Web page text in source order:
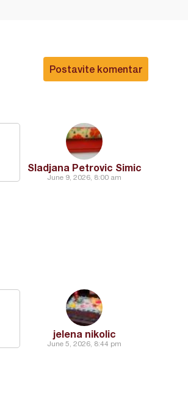
Postavite komentar
Sladjana Petrovic Simic
June 9, 2026, 8:00 am
jelena nikolic
June 5, 2026, 8:44 pm